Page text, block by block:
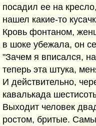
посадил ее на кресло,
нашел какие-то
Кровь фонтаном,
в шоке убежала, он
"Зачем я вписался,
теперь эта штука,
И действительно,
кавалькада
Выходит человек
ростом, бритые.